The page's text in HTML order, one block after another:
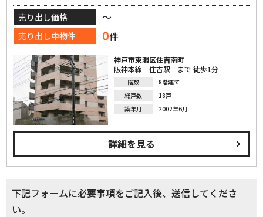
売り出し価格 ～
売り出し中物件 0件
神戸市東灘区住吉南町
阪神本線 住吉駅 まで 徒歩1分
階数
8階建て
総戸数
18戸
築年月
2002年6月
詳細を見る
下記フォームに必要事項をご記入後、送信してくださ
い。